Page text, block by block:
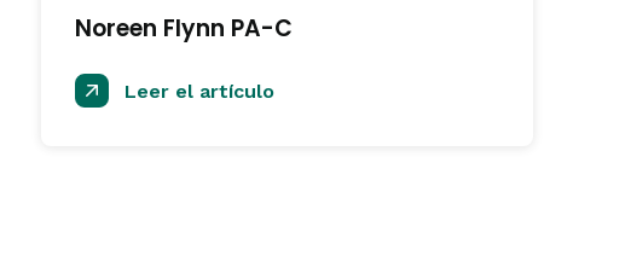
Noreen Flynn PA-C
Leer el artículo